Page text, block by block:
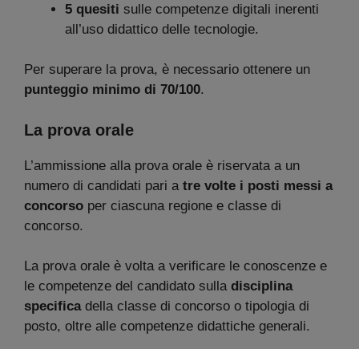
5 quesiti sulle competenze digitali inerenti
all’uso didattico delle tecnologie.
Per superare la prova, è necessario ottenere un
punteggio minimo di 70/100.
La prova orale
L’ammissione alla prova orale è riservata a un
numero di candidati pari a tre volte i posti messi a
concorso per ciascuna regione e classe di
concorso.
La prova orale è volta a verificare le conoscenze e
le competenze del candidato sulla disciplina
specifica della classe di concorso o tipologia di
posto, oltre alle competenze didattiche generali.